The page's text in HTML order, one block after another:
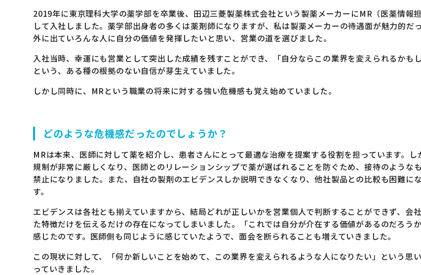
2019年に東京理科大学の薬学部を卒業後、田辺三菱製薬株式会社という製薬メーカーにMR（医薬情報
して入社しました。薬学部出身者の多くは薬剤師になりますが、私は製薬メーカーの待遇面が魅力的だっ
外に出ていろんな人に自分の価値を発揮したいと思い、営業の道を選びました。
入社当時、幸運にも営業として突出した成績を残すことができ、「自分ならこの業界を変えられるかもし
という、ある種の根拠のない自信が芽生えていました。
しかし同時に、MRという職業の将来に対する強い危機感も覚え始めていました。
どのような危機感だったのでしょうか？
MRは本来、医師に対して薬を紹介し、患者さんにとって最適な治療を提案する役割を担っています。し
規制が非常に厳しくなり、医師とのリレーションシップで薬が選ばれることを防ぐため、接待のような
禁止になりました。また、自社の製剤のエビデンスしか説明できなくなり、他社製品との比較も困難に
す。
エビデンスは各社とも揃えていますから、結局どれが正しいかを営業個人で判断することができず、会
た特徴だけを伝えるだけの存在になってしまいました。「これでは自分が介在する価値があるのだろう
感じたのです。医師側も同じように感じていたようで、面会を断られることも増えていきました。
この現状に対して、「何か新しいことを始めて、この業界を変えられるような人になりたい」という思
っていきました。